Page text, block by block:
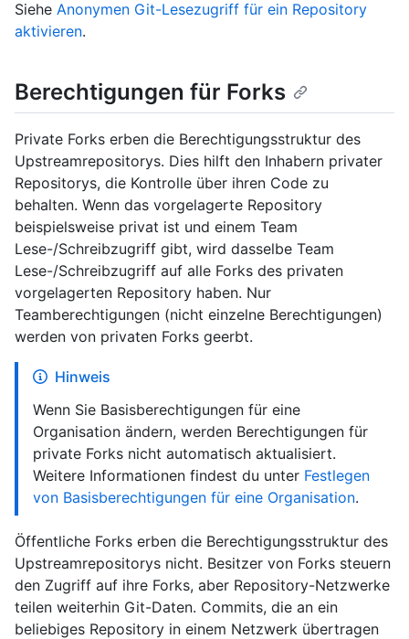
Siehe Anonymen Git-Lesezugriff für ein Repository
aktivieren.
Berechtigungen für Forks
Private Forks erben die Berechtigungsstruktur des
Upstreamrepositorys. Dies hilft den Inhabern privater
Repositorys, die Kontrolle über ihren Code zu
behalten. Wenn das vorgelagerte Repository
beispielsweise privat ist und einem Team
Lese-/Schreibzugriff gibt, wird dasselbe Team
Lese-/Schreibzugriff auf alle Forks des privaten
vorgelagerten Repository haben. Nur
Teamberechtigungen (nicht einzelne Berechtigungen)
werden von privaten Forks geerbt.
Hinweis
Wenn Sie Basisberechtigungen für eine
Organisation ändern, werden Berechtigungen für
private Forks nicht automatisch aktualisiert.
Weitere Informationen findest du unter Festlegen
von Basisberechtigungen für eine Organisation.
Öffentliche Forks erben die Berechtigungsstruktur des
Upstreamrepositorys nicht. Besitzer von Forks steuern
den Zugriff auf ihre Forks, aber Repository-Netzwerke
teilen weiterhin Git-Daten. Commits, die an ein
beliebiges Repository in einem Netzwerk übertragen